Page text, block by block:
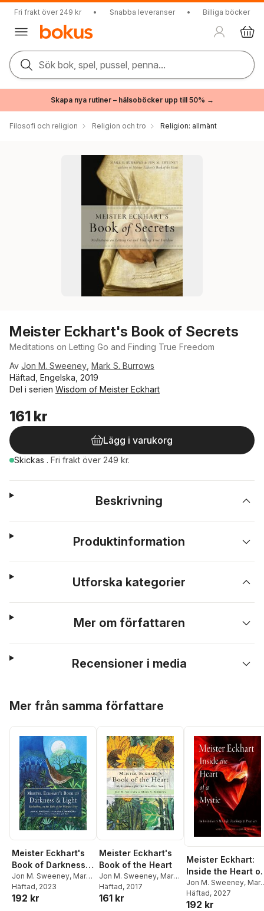
Fri frakt över 249 kr • Snabba leveranser • Billiga böcker
Sök bok, spel, pussel, penna...
Skapa nya rutiner – hälsoböcker upp till 50% →
Filosofi och religion Religion och tro Religion: allmänt
Meister Eckhart's Book of Secrets
Meditations on Letting Go and Finding True Freedom
Av Jon M. Sweeney Mark S. Burrows
Häftad, Engelska, 2019
Del i serien Wisdom of Meister Eckhart
161 kr
Lägg i varukorg
Skickas . Fri frakt över 249 kr.
Beskrivning
Produktinformation
Utforska kategorier
Mer om författaren
Recensioner i media
Mer från samma författare
Meister Eckhart's
Book of Darkness &
Light
Jon M. Sweeney, Mark
S. Burrows,Meister
Eckhart
Häftad, 2023
192 kr
Meister Eckhart's
Book of the Heart
Jon M. Sweeney, Mark
S. Burrows
Häftad, 2017
161 kr
Meister Eckhart:
Inside the Heart of
a Mystic
Jon M. Sweeney, Mark
S. Burrows
Häftad, 2027
192 kr